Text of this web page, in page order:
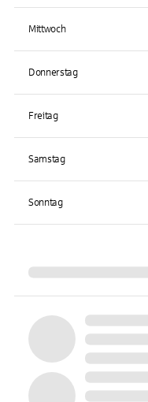
Mittwoch
Donnerstag
Freitag
Samstag
Sonntag